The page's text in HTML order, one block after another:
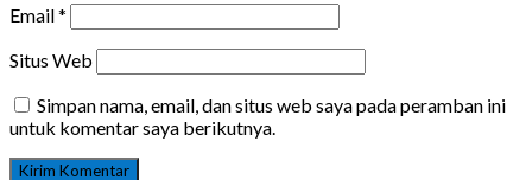
Email*
Situs Web
Simpan nama, email, dan situs web saya pada peramban ini
untuk komentar saya berikutnya.